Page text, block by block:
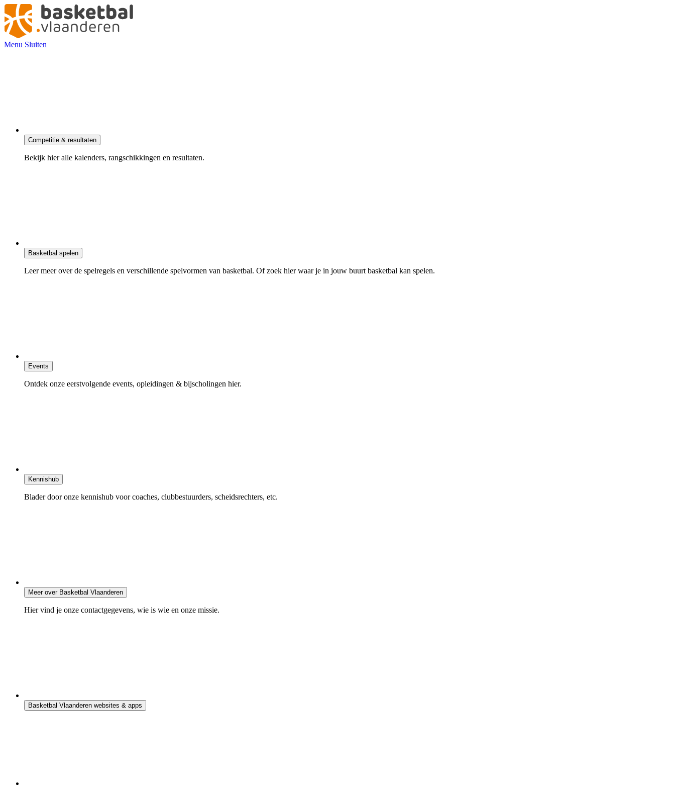
Ga
verder
naar
de
inhoud
Menu Sluiten
Competitie & resultaten
Bekijk hier alle kalenders, rangschikkingen en resultaten.
Basketbal spelen
Leer meer over de spelregels en verschillende spelvormen van basketbal. Of zoek hier waar je in jouw buurt basketbal kan spelen.
Events
Ontdek onze eerstvolgende events, opleidingen & bijscholingen hier.
Kennishub
Blader door onze kennishub voor coaches, clubbestuurders, scheidsrechters, etc.
Meer over Basketbal Vlaanderen
Hier vind je onze contactgegevens, wie is wie en onze missie.
Basketbal Vlaanderen websites & apps